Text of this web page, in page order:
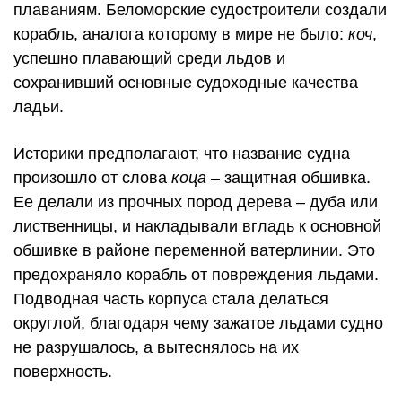
плаваниям. Беломорские судостроители создали
корабль, аналога которому в мире не было: коч,
успешно плавающий среди льдов и
сохранивший основные судоходные качества
ладьи.
Историки предполагают, что название судна
произошло от слова коца – защитная обшивка.
Ее делали из прочных пород дерева – дуба или
лиственницы, и накладывали вгладь к основной
обшивке в районе переменной ватерлинии. Это
предохраняло корабль от повреждения льдами.
Подводная часть корпуса стала делаться
округлой, благодаря чему зажатое льдами судно
не разрушалось, а вытеснялось на их
поверхность.